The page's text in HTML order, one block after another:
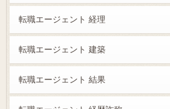
転職エージェント 経理
転職エージェント 建築
転職エージェント 結果